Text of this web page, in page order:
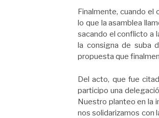
Finalmente, cuando el
lo que la asamblea
sacando el conflicto a
la consigna de suba
propuesta que
Del acto, que fue
participo una
Nuestro planteo en la
nos solidarizamos con